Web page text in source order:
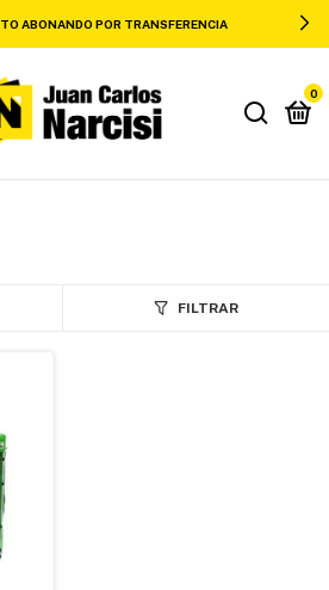
ABONANDO POR TRANSFERENCIA
0
FILTRAR